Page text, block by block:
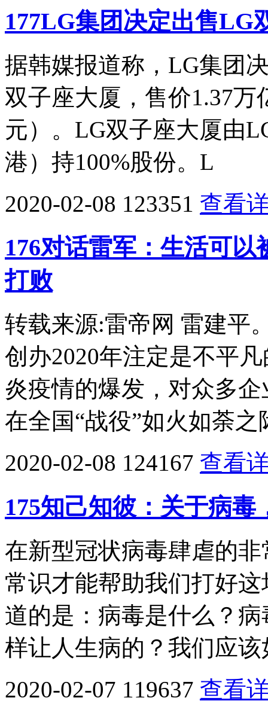
177LG集团决定出售LG
据韩媒报道称，LG集团
双子座大厦，售价1.37万
元）。LG双子座大厦由
港）持100%股份。L
2020-02-08 123351 查看
176对话雷军：生活可
打败
转载来源:雷帝网 雷建平
创办2020年注定是不平
炎疫情的爆发，对众多
在全国“战役”如火如荼之
2020-02-08 124167 查看
175知己知彼：关于病
在新型冠状病毒肆虐的
常识才能帮助我们打好
道的是：病毒是什么？
样让人生病的？我们应
2020-02-07 119637 查看